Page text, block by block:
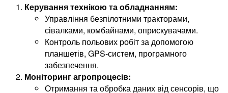
Керування технікою та обладнанням:
Управління безпілотними тракторами,
сівалками, комбайнами, оприскувачами.
Контроль польових робіт за допомогою
планшетів, GPS-систем, програмного
забезпечення.
Моніторинг агропроцесів:
Отримання та обробка даних від сенсорів, що